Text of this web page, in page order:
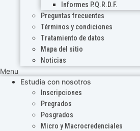
Informes P.Q.R.D.F.
Preguntas frecuentes
Términos y condiciones
Tratamiento de datos
Mapa del sitio
Noticias
Menu
Estudia con nosotros
Inscripciones
Pregrados
Posgrados
Micro y Macrocredenciales